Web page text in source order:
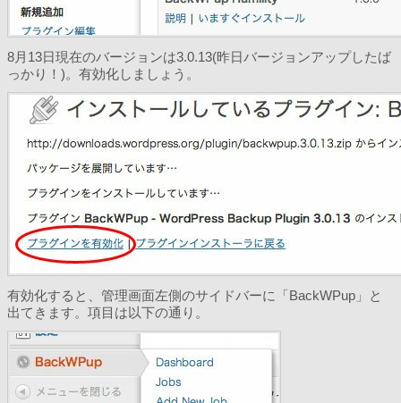
8月13日現在のバージョンは3.0.13(昨日バージョンアップしたば
っかり！)。有効化しましょう。
有効化すると、管理画面左側のサイドバーに「BackWPup」と
出てきます。項目は以下の通り。